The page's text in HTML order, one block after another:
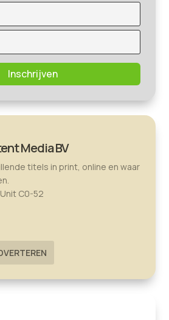
Inschrijven
Media BV
titels in print, online en waar
C0-52